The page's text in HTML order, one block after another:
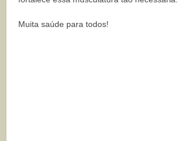
Muita saúde para todos!